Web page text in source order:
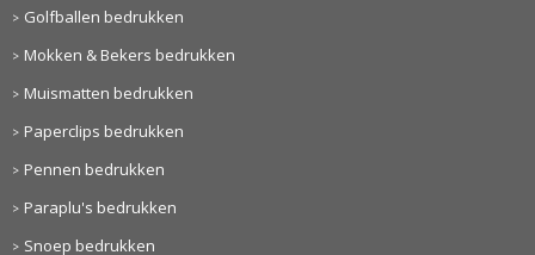
Golfballen bedrukken
Mokken & Bekers bedrukken
Muismatten bedrukken
Paperclips bedrukken
Pennen bedrukken
Paraplu's bedrukken
Snoep bedrukken